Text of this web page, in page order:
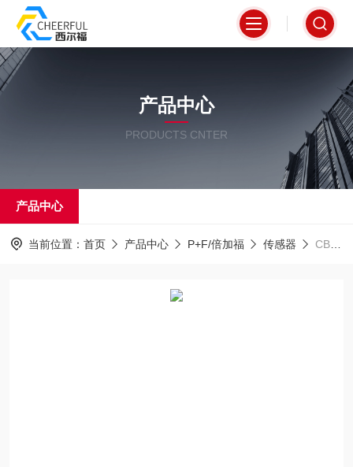
产品中心
PRODUCTS CNTER
产品中心
当前位置： 首页 产品中心 P+F/倍加福 传感器 CBB8-18GS75-E0一级代理倍加福P+F传感器现货